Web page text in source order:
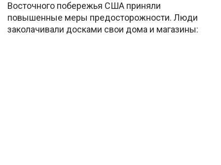
Восточного побережья США приняли
повышенные меры предосторожности. Люди
заколачивали досками свои дома и магазины: